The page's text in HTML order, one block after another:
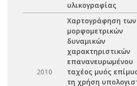
υλικογραφίας
2010
Χαρτογράφηση των
μορφομετρικών
δυναμικών
χαρακτηριστικών
επανανευρωμένου
ταχέος μυός
τη χρήση